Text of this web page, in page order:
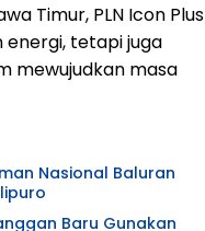
Timur, PLN Icon Plus
tetapi juga
mewujudkan masa
Nasional Baluran
Baru Gunakan